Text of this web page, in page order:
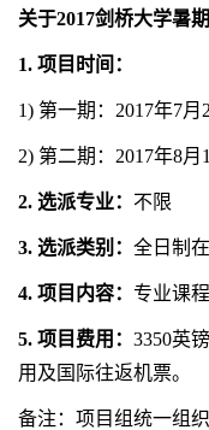
关于2017剑桥大学暑
1. 项目时间：
1) 第一期：2017年7
2) 第二期：2017年8月
2. 选派专业： 不限
3. 选派类别： 全日制
4. 项目内容： 专业课
5.项目费用：3350英
用及国际往返机票。
备注：项目组统一组